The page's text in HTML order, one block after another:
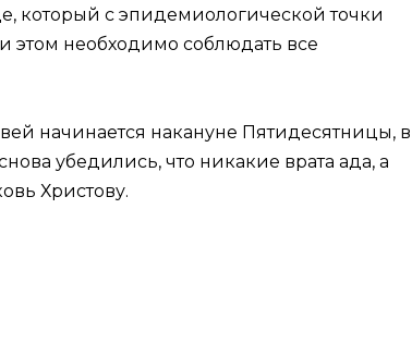
который с эпидемиологической точки
этом необходимо соблюдать все
начинается накануне Пятидесятницы, в
убедились, что никакие врата ада, а
Христову.